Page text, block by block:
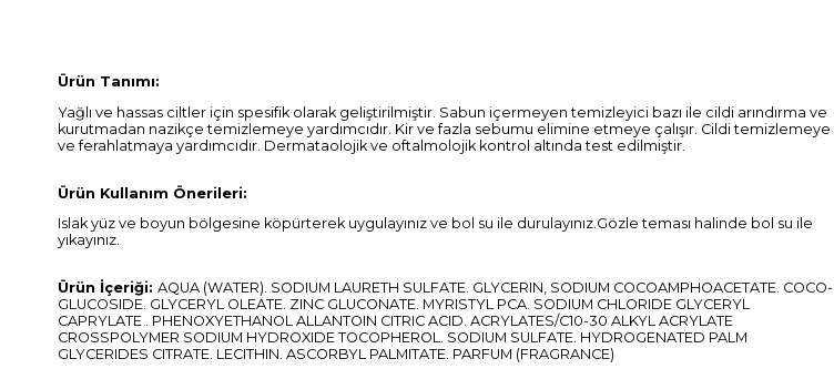
Ürün Tanımı:
Yağlı ve hassas ciltler için spesifik olarak geliştirilmiştir. Sabun içermeyen temizleyici bazı ile cildi arındırma ve
kurutmadan nazikçe temizlemeye yardımcıdır. Kir ve fazla sebumu elimine etmeye çalışır. Cildi temizlemeye
ve ferahlatmaya yardımcıdır. Dermataolojik ve oftalmolojik kontrol altında test edilmiştir.
Ürün Kullanım Önerileri:
Islak yüz ve boyun bölgesine köpürterek uygulayınız ve bol su ile durulayınız.Gözle teması halinde bol su ile
yıkayınız.
Ürün İçeriği: AQUA (WATER). SODIUM LAURETH SULFATE. GLYCERIN, SODIUM COCOAMPHOACETATE. COCO-
GLUCOSIDE. GLYCERYL OLEATE. ZINC GLUCONATE. MYRISTYL PCA. SODIUM CHLORIDE GLYCERYL
CAPRYLATE . PHENOXYETHANOL ALLANTOIN CITRIC ACID. ACRYLATES/C10-30 ALKYL ACRYLATE
CROSSPOLYMER SODIUM HYDROXIDE TOCOPHEROL. SODIUM SULFATE. HYDROGENATED PALM
GLYCERIDES CITRATE. LECITHIN. ASCORBYL PALMITATE. PARFUM (FRAGRANCE)